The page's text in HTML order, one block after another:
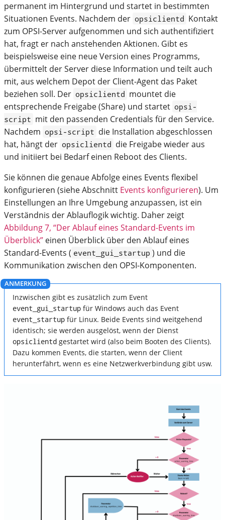
permanent im Hintergrund und startet in bestimmten
Situationen Events. Nachdem der opsiclientd Kontakt
zum OPSI-Server aufgenommen und sich authentifiziert
hat, fragt er nach anstehenden Aktionen. Gibt es
beispielsweise eine neue Version eines Programms,
übermittelt der Server diese Information und teilt auch
mit, aus welchem Depot der Client-Agent das Paket
beziehen soll. Der opsiclientd mountet die
entsprechende Freigabe (Share) und startet opsi-
script mit den passenden Credentials für den Service.
Nachdem opsi-script die Installation abgeschlossen
hat, hängt der opsiclientd die Freigabe wieder aus
und initiiert bei Bedarf einen Reboot des Clients.
Sie können die genaue Abfolge eines Events flexibel
konfigurieren (siehe Abschnitt Events konfigurieren). Um
Einstellungen an Ihre Umgebung anzupassen, ist ein
Verständnis der Ablauflogik wichtig. Daher zeigt
Abbildung 7, “Der Ablauf eines Standard-Events im
Überblick” einen Überblick über den Ablauf eines
Standard-Events ( event_gui_startup ) und die
Kommunikation zwischen den OPSI-Komponenten.
Inzwischen gibt es zusätzlich zum Event
event_gui_startup für Windows auch das Event
event_startup für Linux. Beide Events sind weitgehend
identisch; sie werden ausgelöst, wenn der Dienst
opsiclientd gestartet wird (also beim Booten des Clients).
Dazu kommen Events, die starten, wenn der Client
herunterfährt, wenn es eine Netzwerkverbindung gibt usw.